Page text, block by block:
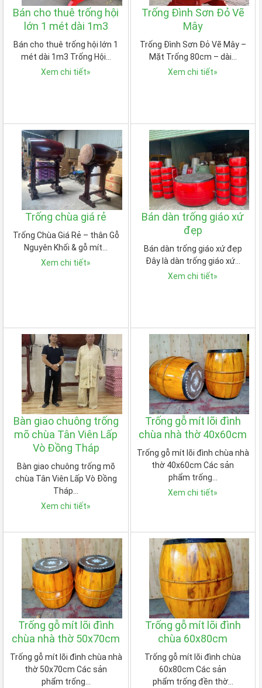
Bán cho thuê trống hội
lớn 1 mét dài 1m3
Bán cho thuê trống hội lớn 1
mét dài 1m3 Trống Hội…
Xem chi tiết»
Trống Đình Sơn Đỏ Vẽ
Mây
Trống Đình Sơn Đỏ Vẽ Mây –
Mặt Trống 80cm – dài…
Xem chi tiết»
Trống chùa giá rẻ
Trống Chùa Giá Rẻ – thân Gỗ
Nguyên Khối & gỗ mít…
Xem chi tiết»
Bán dàn trống giáo xứ
đẹp
Bán dàn trống giáo xứ đẹp
Đây là dàn trống giáo xứ…
Xem chi tiết»
Bàn giao chuông trống
mõ chùa Tân Viên Lấp
Vò Đồng Tháp
Bàn giao chuông trống mõ
chùa Tân Viên Lấp Vò Đồng
Tháp…
Xem chi tiết»
Trống gỗ mít lõi đình
chùa nhà thờ 40x60cm
Trống gỗ mít lõi đình chùa nhà
thờ 40x60cm Các sản
phẩm trống…
Xem chi tiết»
Trống gỗ mít lõi đình
chùa nhà thờ 50x70cm
Trống gỗ mít lõi đình chùa nhà
thờ 50x70cm Các sản
phẩm trống…
Trống gỗ mít lõi đình
chùa 60x80cm
Trống gỗ mít lõi đình chùa
60x80cm Các sản
phẩm trống đền thờ…